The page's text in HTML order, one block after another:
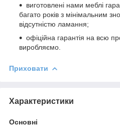
виготовлені нами меблі
багато років з мінімальним
відсутністю ламання;
офіційна гарантія на всю
виробляємо.
Приховати
Характеристики
Основні